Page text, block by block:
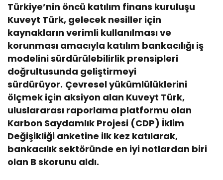
Türkiye’nin öncü katılım finans kuruluşu
Kuveyt Türk, gelecek nesiller için
kaynakların verimli kullanılması ve
korunması amacıyla katılım bankacılığı iş
modelini sürdürülebilirlik prensipleri
doğrultusunda geliştirmeyi
sürdürüyor. Çevresel yükümlülüklerini
ölçmek için aksiyon alan Kuveyt Türk,
uluslararası raporlama platformu olan
Karbon Saydamlık Projesi (CDP) İklim
Değişikliği anketine ilk kez katılarak,
bankacılık sektöründe en iyi notlardan biri
olan B skorunu aldı.